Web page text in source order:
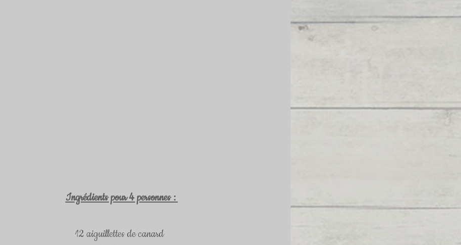
Ingrédients pour 4 personnes :
12 aiguillettes de canard